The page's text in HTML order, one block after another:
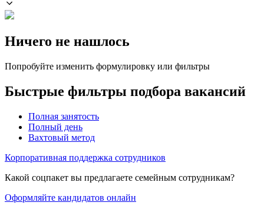
Ничего не нашлось
Попробуйте изменить формулировку или фильтры
Быстрые фильтры подбора вакансий
Полная занятость
Полный день
Вахтовый метод
Корпоративная поддержка сотрудников
Какой соцпакет вы предлагаете семейным сотрудникам?
Оформляйте кандидатов онлайн